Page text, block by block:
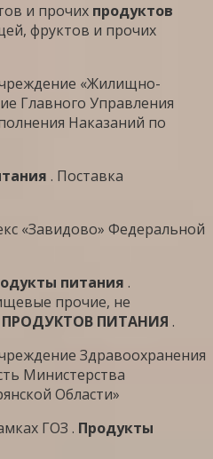
и прочих продуктов
фруктов и прочих
«Жилищно-
Главного Управления
Наказаний по
. Поставка
«Завидово» Федеральной
питания .
прочие, не
ПРОДУКТОВ ПИТАНИЯ .
Здравоохранения
Министерства
Области»
ГОЗ . Продукты